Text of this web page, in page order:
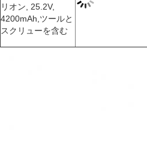
リオン, 25.2V,
4200mAh,ツールと
スクリューを含む